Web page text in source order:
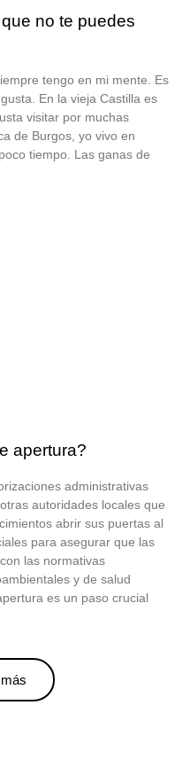
no te puedes
tengo en mi mente. Es
En la vieja Castilla es
visitar por muchas
de Burgos, yo vivo en
tiempo. Las ganas de
apertura?
administrativas
autoridades locales que
abrir sus puertas al
para asegurar que las
las normativas
y de salud
es un paso crucial